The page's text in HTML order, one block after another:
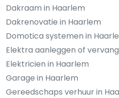
Dakraam in Haarlem
Dakrenovatie in Haarlem
Domotica systemen in
Elektra aanleggen of
Elektricien in Haarlem
Garage in Haarlem
Gereedschaps verhuur in